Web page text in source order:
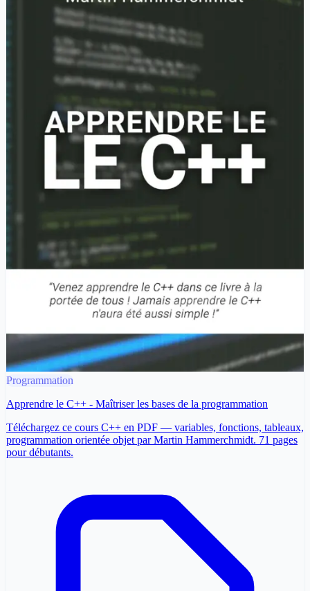
Programmation
Apprendre le C++ - Maîtriser les bases de la programmation
Téléchargez ce cours C++ en PDF — variables, fonctions, tableaux,
programmation orientée objet par Martin Hammerchmidt. 71 pages
pour débutants.